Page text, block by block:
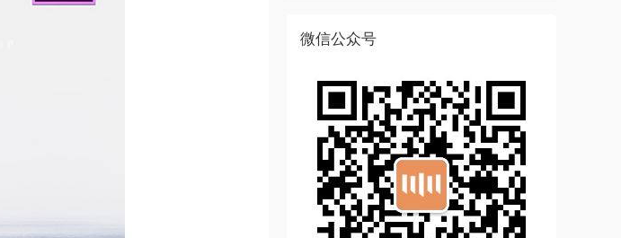
微信公众号